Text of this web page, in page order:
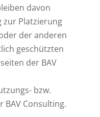
davon
Platzierung
der anderen
geschützten
der BAV
bzw.
Consulting.